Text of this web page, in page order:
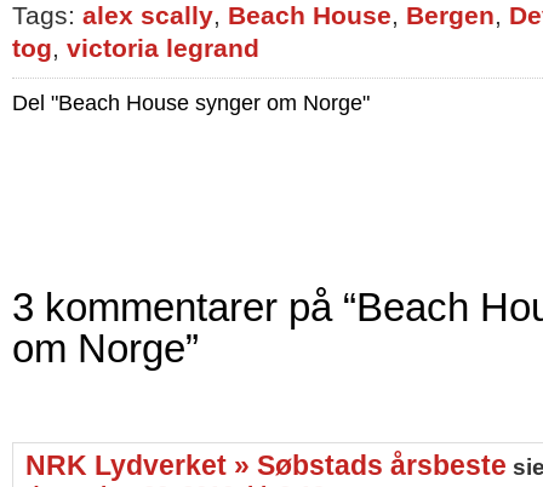
Tags: alex scally, Beach House, Bergen,
tog, victoria legrand
Del "Beach House synger om Norge"
3 kommentarer på “Beach
om Norge”
NRK Lydverket » Søbstads årsbeste